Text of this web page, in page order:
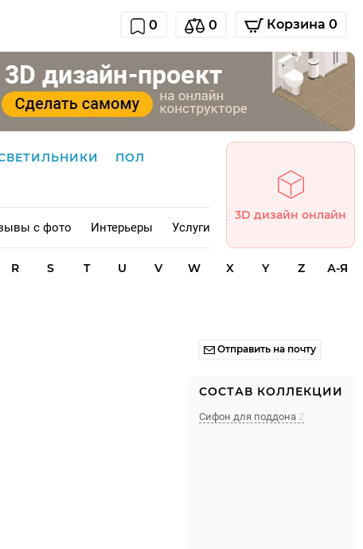
0 0 Корзина 0
ПОЛ
с фото Интерьеры Услуги
3D дизайн онлайн
R S T U V W X Y Z А-Я
Отправить на почту
СОСТАВ КОЛЛЕКЦИИ
Сифон для поддона 2